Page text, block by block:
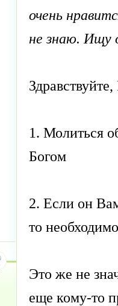
очень
не знаю. Ищу
1. Молиться
Богом
2. Если он
то
Это же не
еще кому-то